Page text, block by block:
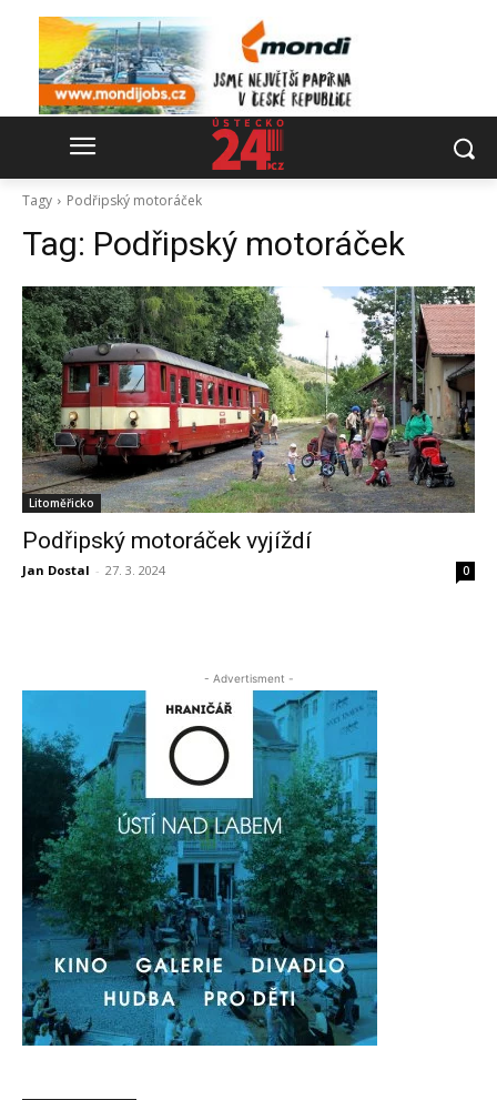
Tagy Podřipský motoráček
Tag: Podřipský motoráček
Litoměřicko
Podřipský motoráček vyjíždí
Jan Dostal - 27. 3. 2024 0
- Advertisment -